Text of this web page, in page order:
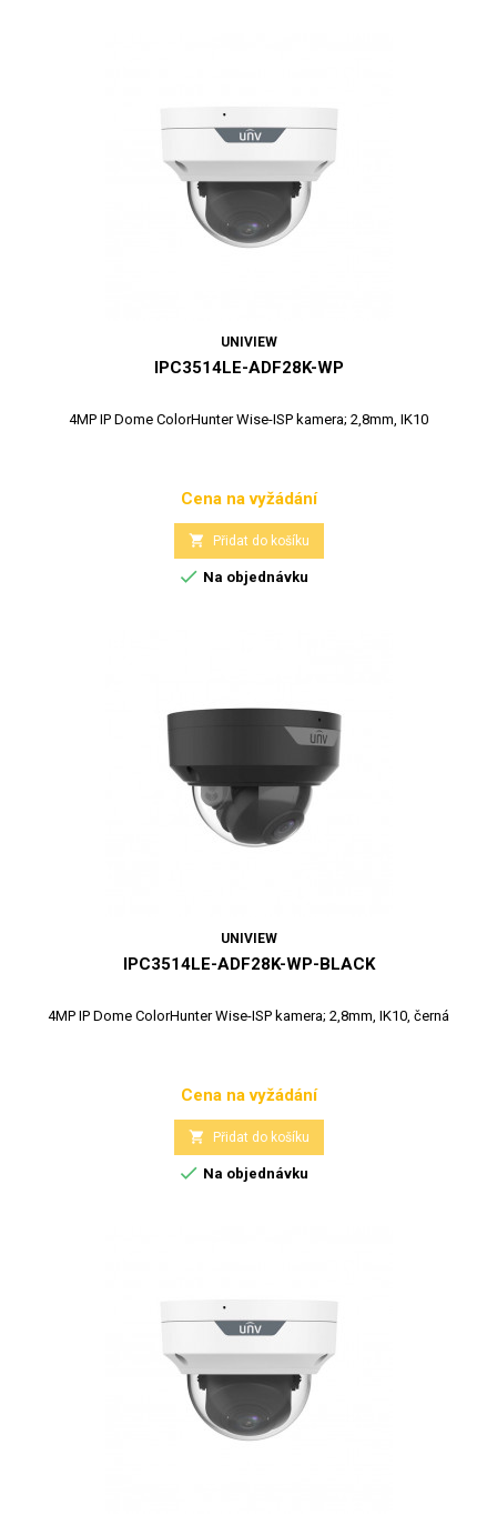
UNIVIEW
IPC3514LE-ADF28K-WP
4MP IP Dome ColorHunter Wise-ISP kamera; 2,8mm, IK10
Cena
Cena na vyžádání
 Přidat do košíku
 Na objednávku
UNIVIEW
IPC3514LE-ADF28K-WP-BLACK
4MP IP Dome ColorHunter Wise-ISP kamera; 2,8mm, IK10, černá
Cena
Cena na vyžádání
 Přidat do košíku
 Na objednávku